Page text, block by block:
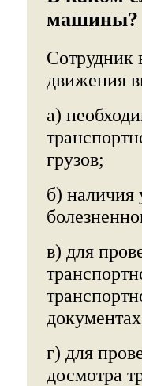
машины?
Сотрудник
движения
а)
грузов;
б) наличия
в) для
г) для
досмотра